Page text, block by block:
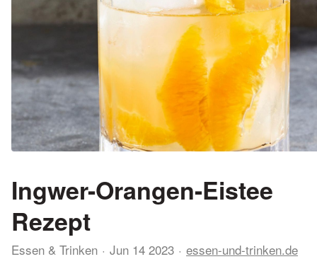
Ingwer-Orangen-Eistee
Rezept
Essen & Trinken Jun 14 2023 essen-und-trinken.de